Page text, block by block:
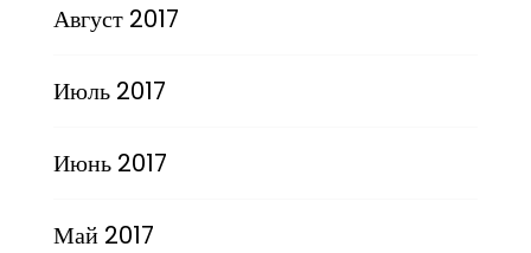
Август 2017
Июль 2017
Июнь 2017
Май 2017